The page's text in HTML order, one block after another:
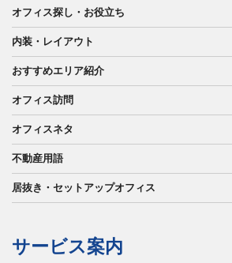
オフィス探し・お役立ち
内装・レイアウト
おすすめエリア紹介
オフィス訪問
オフィスネタ
不動産用語
居抜き・セットアップオフィス
サービス案内